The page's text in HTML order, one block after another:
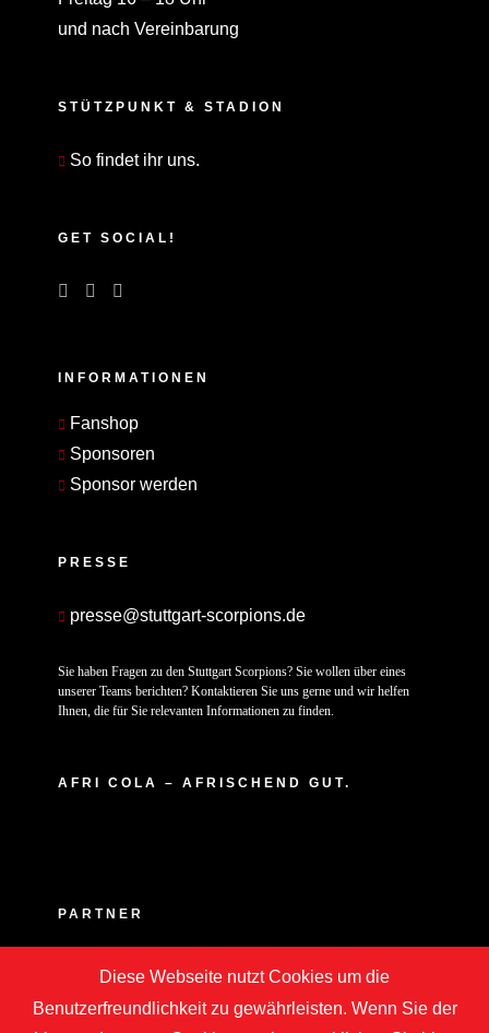
und nach Vereinbarung
STÜTZPUNKT & STADION
So findet ihr uns.
GET SOCIAL!
INFORMATIONEN
Fanshop
Sponsoren
Sponsor werden
PRESSE
presse@stuttgart-scorpions.de
Sie haben Fragen zu den Stuttgart Scorpions? Sie wollen über eines
unserer Teams berichten? Kontaktieren Sie uns gerne und wir helfen
Ihnen, die für Sie relevanten Informationen zu finden.
AFRI COLA – AFRISCHEND GUT.
PARTNER
Diese Webseite nutzt Cookies um die
Benutzerfreundlichkeit zu gewährleisten. Wenn Sie der